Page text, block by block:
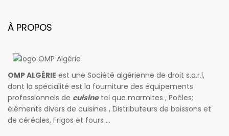
À PROPOS
OMP ALGÉRIE est une Société algérienne de droit s.a.r.l,
dont la spécialité est la fourniture des équipements
professionnels de cuisine tel que marmites , Poêles;
éléments divers de cuisines , Distributeurs de boissons et
de céréales, Frigos et fours ...